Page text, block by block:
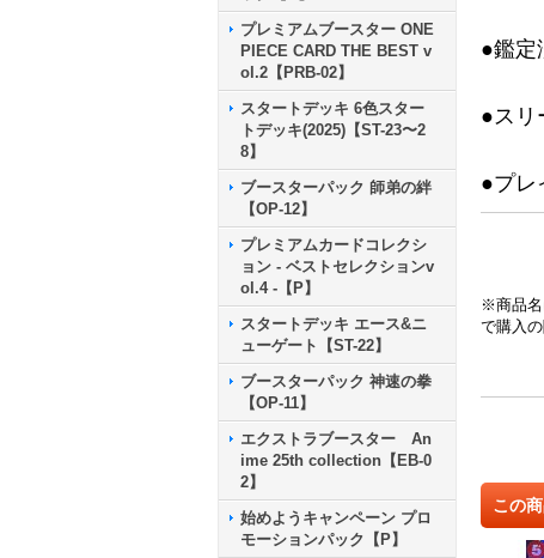
プレミアムブースター ONE
PIECE CARD THE BEST v
ol.2【PRB-02】
スタートデッキ 6色スター
トデッキ(2025)【ST-23〜2
8】
ブースターパック 師弟の絆
【OP-12】
プレミアムカードコレクシ
ョン - ベストセレクションv
ol.4 -【P】
スタートデッキ エース&ニ
ューゲート【ST-22】
ブースターパック 神速の拳
【OP-11】
エクストラブースター An
ime 25th collection【EB-0
2】
始めようキャンペーン プロ
モーションパック【P】
●鑑定
●スリ
●プレ
※商品名
で購入
この